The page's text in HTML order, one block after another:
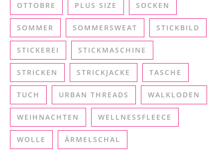
OTTOBRE PLUS SIZE SOCKEN
SOMMER SOMMERSWEAT STICKBILD
STICKEREI STICKMASCHINE
STRICKEN STRICKJACKE TASCHE
TUCH URBAN THREADS WALKLODEN
WEIHNACHTEN WELLNESSFLEECE
WOLLE ÄRMELSCHAL